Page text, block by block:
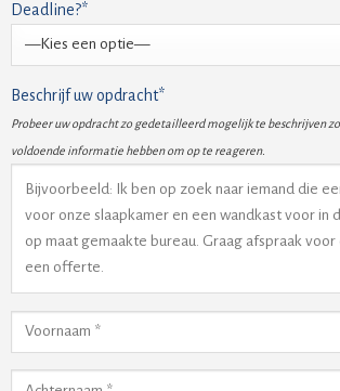
Deadline?*
Beschrijf uw opdracht*
Probeer uw opdracht zo gedetailleerd mogelijk te beschrijven
voldoende informatie hebben om op te reageren.